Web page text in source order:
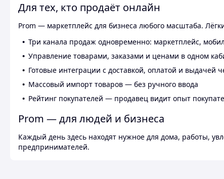
Для тех, кто продаёт онлайн
Prom — маркетплейс для бизнеса любого масштаба.
Три канала продаж одновременно: маркетплейс,
Управление товарами, заказами и ценами в одном
Готовые интеграции с доставкой, оплатой и выдачей
Массовый импорт товаров — без ручного ввода
Рейтинг покупателей — продавец видит опыт
Prom — для людей и бизнеса
Каждый день здесь находят нужное для дома, работы,
предпринимателей.